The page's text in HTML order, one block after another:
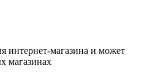
интернет-магазина и может
магазинах